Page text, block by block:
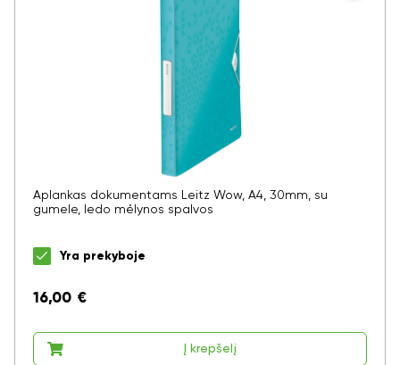
Aplankas dokumentams Leitz Wow, A4, 30mm, su
gumele, ledo mėlynos spalvos
Yra prekyboje
16,00 €
Į krepšelį